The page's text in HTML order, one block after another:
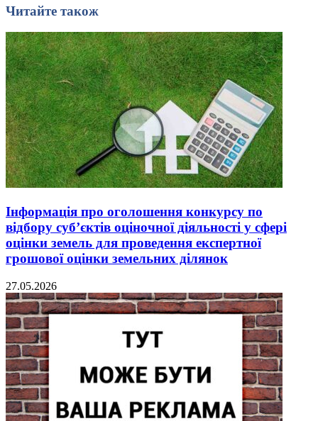
Читайте також
Інформація про оголошення конкурсу по
відбору суб’єктів оціночної діяльності у сфері
оцінки земель для проведення експертної
грошової оцінки земельних ділянок
27.05.2026